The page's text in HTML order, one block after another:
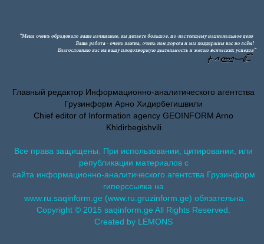
Главный редактор Информационно-аналитического агентства
Грузинформ Арно Хидирбегишвили
Chief editor of Information agency GEOINFORM Arno
Khidirbegishvili
Все права защищены. При использовании, цитировании, или
републикации материалов с
сайта информационно-аналитического агентства Грузинформ
гиперссылка на
www.ru.saqinform.ge (www.ru.gruzinform.ge) обязательна.
Copyright © 2015 saqinform.ge All Rights Reserved.
Created by LEMONS